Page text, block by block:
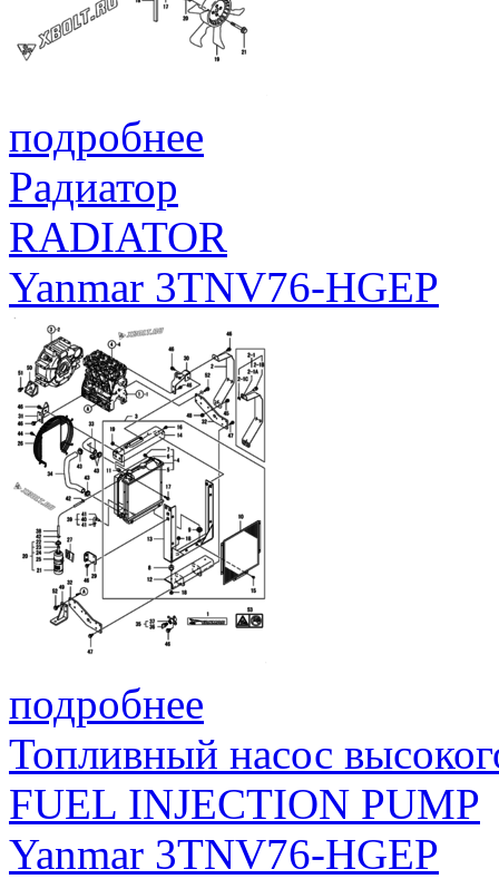
подробнее
Радиатор
RADIATOR
Yanmar 3TNV76-HGEP
подробнее
Топливный насос
FUEL INJECTION PUMP
Yanmar 3TNV76-HGEP